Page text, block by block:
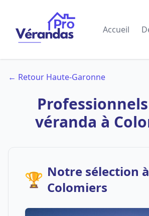
Accueil
← Retour Haute-Garonne
véranda à
🏆 Notre sélection à
Colomiers